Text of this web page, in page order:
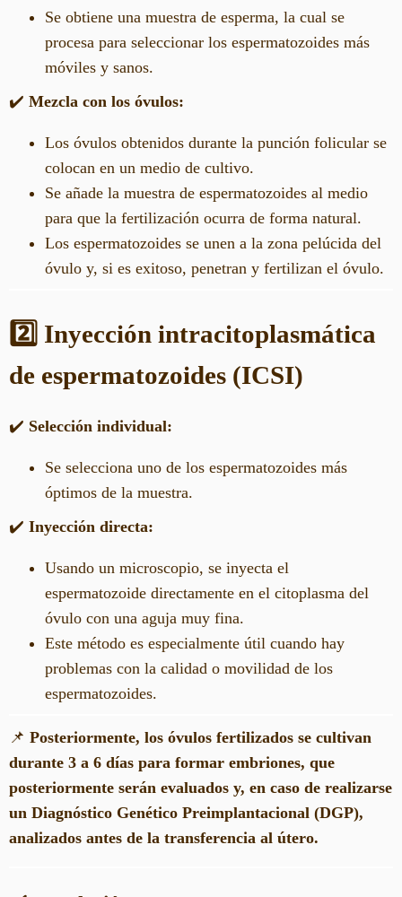
Se obtiene una muestra de esperma, la cual se
procesa para seleccionar los espermatozoides más
móviles y sanos.
✔️ Mezcla con los óvulos:
Los óvulos obtenidos durante la punción folicular se
colocan en un medio de cultivo.
Se añade la muestra de espermatozoides al medio
para que la fertilización ocurra de forma natural.
Los espermatozoides se unen a la zona pelúcida del
óvulo y, si es exitoso, penetran y fertilizan el óvulo.
2️⃣ Inyección intracitoplasmática
de espermatozoides (ICSI)
✔️ Selección individual:
Se selecciona uno de los espermatozoides más
óptimos de la muestra.
✔️ Inyección directa:
Usando un microscopio, se inyecta el
espermatozoide directamente en el citoplasma del
óvulo con una aguja muy fina.
Este método es especialmente útil cuando hay
problemas con la calidad o movilidad de los
espermatozoides.
📌 Posteriormente, los óvulos fertilizados se cultivan
durante 3 a 6 días para formar embriones, que
posteriormente serán evaluados y, en caso de realizarse
un Diagnóstico Genético Preimplantacional (DGP),
analizados antes de la transferencia al útero.